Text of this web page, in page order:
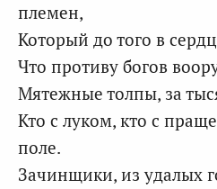
племен,
Который до того в
Что противу богов
Мятежные толпы, за
Кто с луком, кто с
поле.
Зачинщики, из удалых